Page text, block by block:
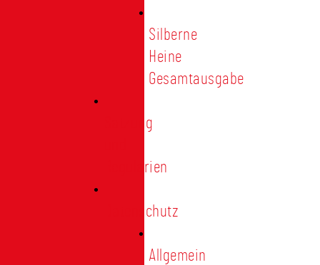
Silberne
Heine
Gesamtausgabe
Satzung
Regularien
Datenschutz
Allgemein